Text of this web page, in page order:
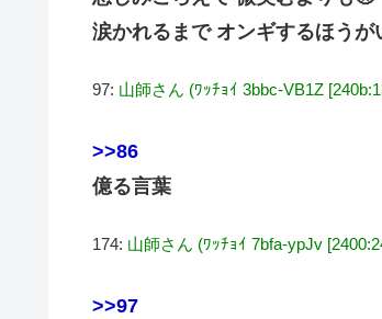
涙かれるまで オンギするほうが
97: 山師さん (ﾜｯﾁｮｲ 3bbc-VB1Z
>>86
億る言葉
174: 山師さん (ﾜｯﾁｮｲ 7bfa-ypJv
>>97